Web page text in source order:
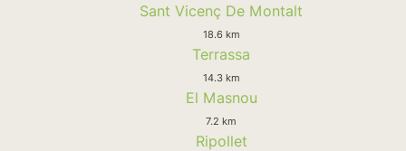
Sant Vicenç De Montalt
18.6 km
Terrassa
14.3 km
El Masnou
7.2 km
Ripollet